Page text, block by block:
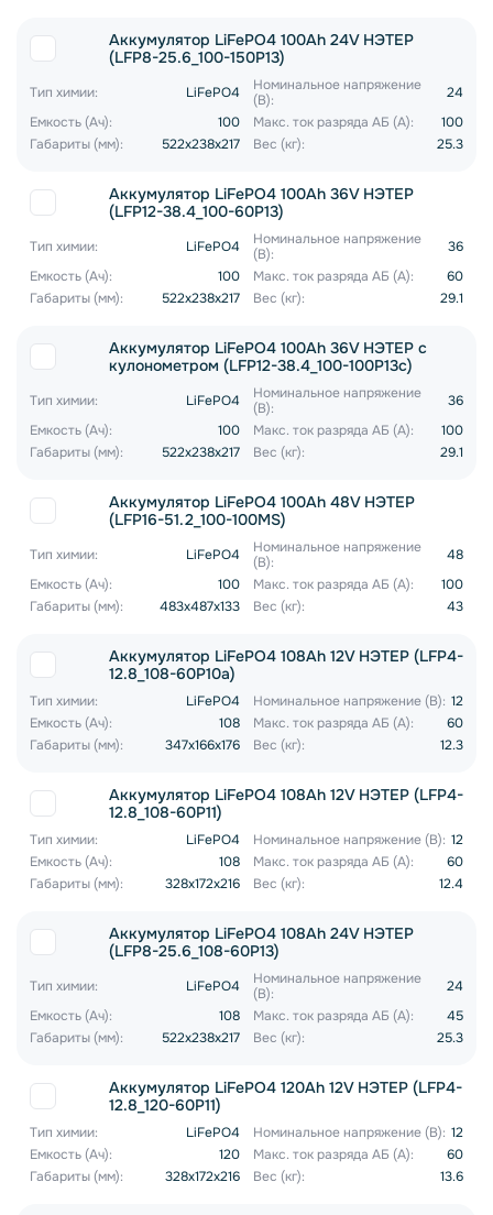
Аккумулятор LiFePO4 100Ah 24V НЭТЕР
(LFP8-25.6_100-150P13)
Тип химии: LiFePO4
Номинальное напряжение
(В):
24
Емкость (Ач):
100 Макс. ток разряда АБ (А):
100
Габариты (мм):
522x238x217 Вес (кг): 25.3
Аккумулятор LiFePO4 100Ah 36V НЭТЕР
(LFP12-38.4_100-60P13)
Тип химии: LiFePO4
Номинальное напряжение
(В):
36
Емкость (Ач):
100 Макс. ток разряда АБ (А):
60
Габариты (мм):
522x238x217 Вес (кг): 29.1
Аккумулятор LiFePO4 100Ah 36V НЭТЕР с
кулонометром (LFP12-38.4_100-100P13c)
Тип химии: LiFePO4
Номинальное напряжение
(В):
36
Емкость (Ач):
100 Макс. ток разряда АБ (А):
100
Габариты (мм):
522x238x217 Вес (кг): 29.1
Аккумулятор LiFePO4 100Ah 48V НЭТЕР
(LFP16-51.2_100-100MS)
Тип химии: LiFePO4
Номинальное напряжение
(В):
48
Емкость (Ач):
100 Макс. ток разряда АБ (А):
100
Габариты (мм):
483x487x133 Вес (кг): 43
Аккумулятор LiFePO4 108Ah 12V НЭТЕР (LFP4-
12.8_108-60P10a)
Тип химии: LiFePO4 Номинальное напряжение (В): 12
Емкость (Ач):
108 Макс. ток разряда АБ (А):
60
Габариты (мм):
347x166x176 Вес (кг): 12.3
Аккумулятор LiFePO4 108Ah 12V НЭТЕР (LFP4-
12.8_108-60P11)
Тип химии: LiFePO4 Номинальное напряжение (В): 12
Емкость (Ач):
108 Макс. ток разряда АБ (А):
60
Габариты (мм):
328x172x216 Вес (кг): 12.4
Аккумулятор LiFePO4 108Ah 24V НЭТЕР
(LFP8-25.6_108-60P13)
Тип химии: LiFePO4
Номинальное напряжение
(В):
24
Емкость (Ач):
108 Макс. ток разряда АБ (А):
45
Габариты (мм):
522x238x217 Вес (кг): 25.3
Аккумулятор LiFePO4 120Ah 12V НЭТЕР (LFP4-
12.8_120-60P11)
Тип химии: LiFePO4 Номинальное напряжение (В): 12
Емкость (Ач):
120 Макс. ток разряда АБ (А):
60
Габариты (мм):
328x172x216 Вес (кг): 13.6